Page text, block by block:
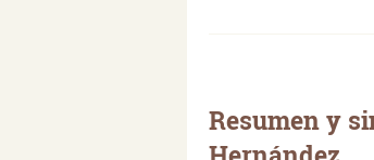
Resumen y